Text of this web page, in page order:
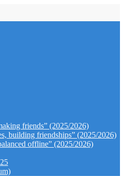
friends” (2025/2026)
building friendships” (2025/2026)
offline” (2025/2026)